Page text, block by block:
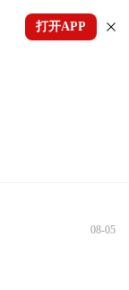
打开APP
08-05